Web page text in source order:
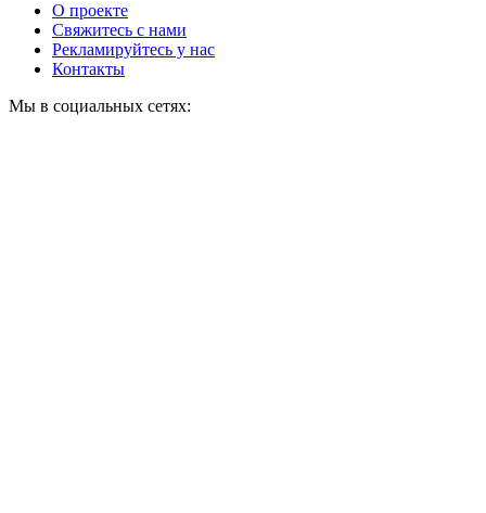
О проекте
Свяжитесь с нами
Рекламируйтесь у нас
Контакты
Мы в социальных сетях: